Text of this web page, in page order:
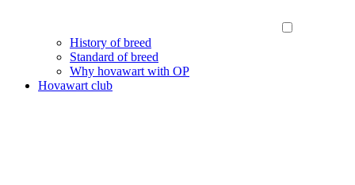
History of breed
Standard of breed
Why hovawart with OP
Hovawart club